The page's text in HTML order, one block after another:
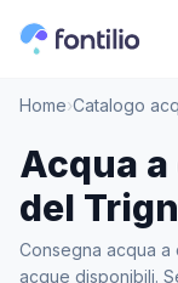
Home›Catalogo
Acqua
del
Consegna acqua a
acque disponibili.